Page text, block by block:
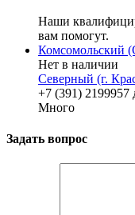
Наши
вам помогут.
Комсомольский
Нет в наличии
Северный (г.
+7 (391) 2199957
Много
Задать вопрос